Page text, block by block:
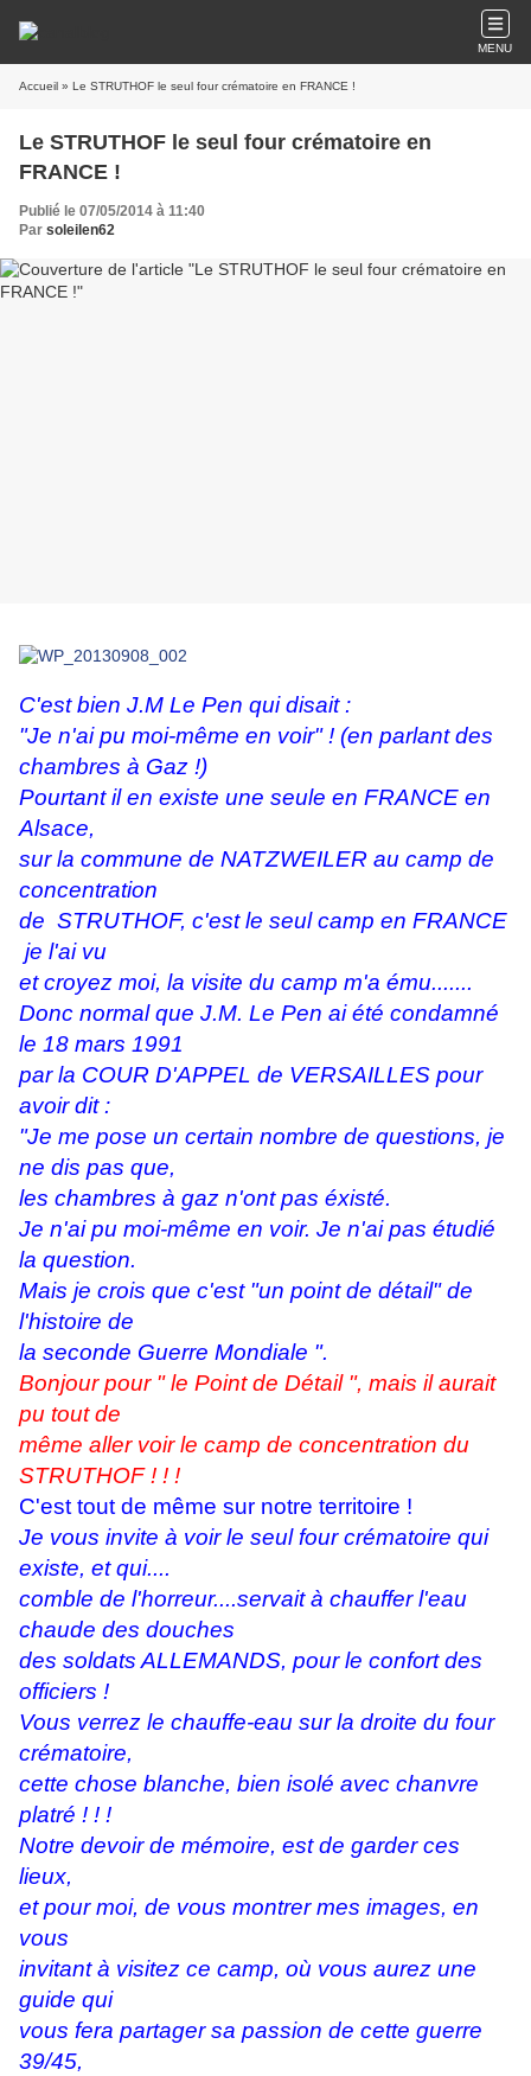
MENU
Accueil » Le STRUTHOF le seul four crématoire en FRANCE !
Le STRUTHOF le seul four crématoire en
FRANCE !
Publié le 07/05/2014 à 11:40
Par soleilen62
C'est bien J.M Le Pen qui disait :
"Je n'ai pu moi-même en voir" ! (en parlant des
chambres à Gaz !)
Pourtant il en existe une seule en FRANCE en
Alsace,
sur la commune de NATZWEILER au camp de
concentration
de STRUTHOF, c'est le seul camp en FRANCE
je l'ai vu
et croyez moi, la visite du camp m'a ému.......
Donc normal que J.M. Le Pen ai été condamné
le 18 mars 1991
par la COUR D'APPEL de VERSAILLES pour
avoir dit :
"Je me pose un certain nombre de questions, je
ne dis pas que,
les chambres à gaz n'ont pas éxisté.
Je n'ai pu moi-même en voir. Je n'ai pas étudié
la question.
Mais je crois que c'est "un point de détail" de
l'histoire de
la seconde Guerre Mondiale ".
Bonjour pour " le Point de Détail ", mais il aurait
pu tout de
même aller voir le camp de concentration du
STRUTHOF ! ! !
C'est tout de même sur notre territoire !
Je vous invite à voir le seul four crématoire qui
existe, et qui....
comble de l'horreur....servait à chauffer l'eau
chaude des douches
des soldats ALLEMANDS, pour le confort des
officiers !
Vous verrez le chauffe-eau sur la droite du four
crématoire,
cette chose blanche, bien isolé avec chanvre
platré ! ! !
Notre devoir de mémoire, est de garder ces
lieux,
et pour moi, de vous montrer mes images, en
vous
invitant à visitez ce camp, où vous aurez une
guide qui
vous fera partager sa passion de cette guerre
39/45,